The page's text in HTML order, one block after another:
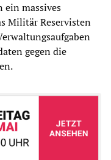
massives
Militär Reservisten
gegen die